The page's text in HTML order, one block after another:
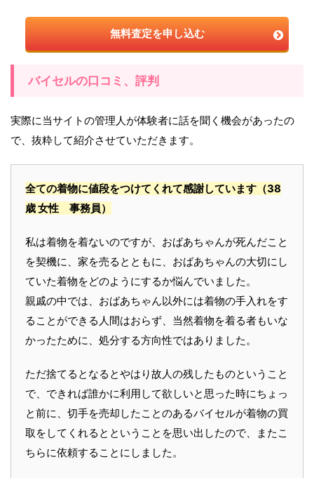
無料査定を申し込む
バイセルの口コミ、評判
実際に当サイトの管理人が体験者に話を聞く機会があったの
で、抜粋して紹介させていただきます。
全ての着物に値段をつけてくれて感謝しています （38
歳 女性 事務員）
私は着物を着ないのですが、おばあちゃんが死んだこと
を契機に、家を売るとともに、おばあちゃんの大切にし
ていた着物をどのようにするか悩んでいました。
親戚の中では、おばあちゃん以外には着物の手入れをす
ることができる人間はおらず、当然着物を着る者もいな
かったために、処分する方向性ではありました。
ただ捨てるとなるとやはり故人の残したものということ
で、できれば誰かに利用して欲しいと思った時にちょっ
と前に、切手を売却したことのあるバイセルが着物の買
取をしてくれるとということを思い出したので、またこ
ちらに依頼することにしました。